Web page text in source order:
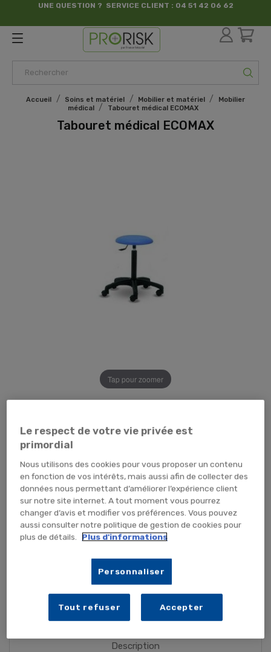
UNE QUESTION ? SERVICE CLIENT : 04 51 42 06 62
par France Sécurité
Accueil Soins et matériel Mobilier et matériel
Mobilier
médical
Tabouret médical ECOMAX
Tabouret médical ECOMAX
Tap pour zoomer
TEMPORAIREMENT EN RUPTURE
ME PRÉVENIR
Facile d'utilisation
Réglable
PLUS DE DÉTAILS
Description
Le respect de votre vie privée est
primordial
Nous utilisons des cookies pour vous proposer un contenu
en fonction de vos intérêts, mais aussi afin de collecter des
données nous permettant d’améliorer l’expérience client
sur notre site internet. A tout moment vous pourrez
changer d’avis et modifier vos préférences. Vous pouvez
aussi consulter notre politique de gestion de cookies pour
plus de détails.
Plus d'informations
Personnaliser
Tout refuser Accepter